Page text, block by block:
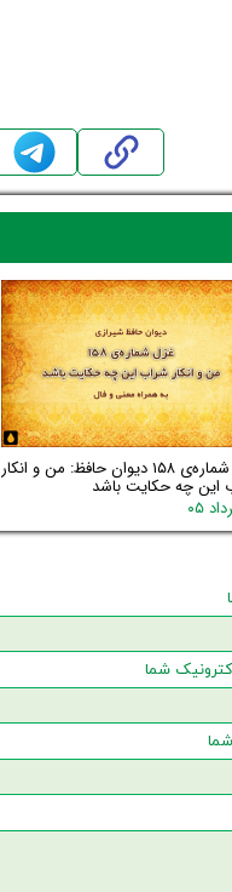
غزل شماره‌ی ۱۵۸ دیوان حافظ: من و انکار
این چه حکایت باشد
شما